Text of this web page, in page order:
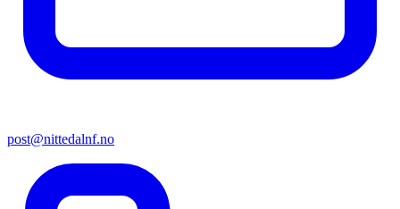
post@nittedalnf.no